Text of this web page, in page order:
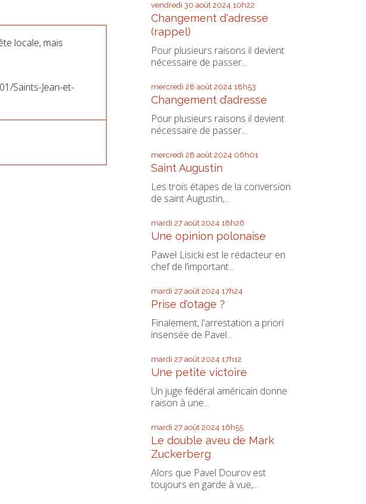
locale, mais
Saints-Jean-et-
vendredi 30 août 2024 10h22
Changement d'adresse
(rappel)
Pour plusieurs raisons il devient
nécessaire de passer...
mercredi 28 août 2024 18h53
Changement d’adresse
Pour plusieurs raisons il devient
nécessaire de passer...
mercredi 28 août 2024 06h01
Saint Augustin
Les trois étapes de la conversion
de saint Augustin,...
mardi 27 août 2024 18h26
Une opinion polonaise
Paweł Lisicki est le rédacteur en
chef de l’important...
mardi 27 août 2024 17h24
Prise d'otage ?
Finalement, l'arrestation a priori
insensée de Pavel...
mardi 27 août 2024 17h12
Une petite victoire
Un juge fédéral américain donne
raison à une...
mardi 27 août 2024 16h55
Le double aveu de Mark
Zuckerberg
Alors que Pavel Dourov est
toujours en garde à vue,...